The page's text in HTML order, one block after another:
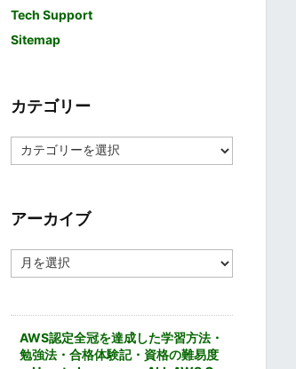
Tech Support
Sitemap
カテゴリー
テ
ー
アーカイブ
ー
AWS認定全冠を達成した学習方法・
勉強法・合格体験記・資格の難易度